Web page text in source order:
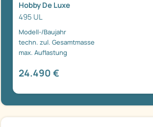
Hobby De Luxe
495 UL
Modell-/Baujahr
techn. zul. Gesamtmasse
max. Auflastung
24.490 €